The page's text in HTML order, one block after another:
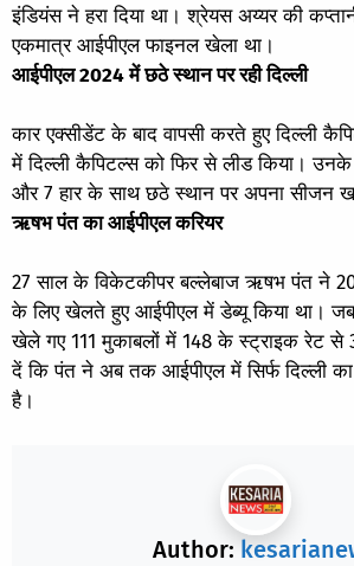
इंडियंस ने हरा दिया था। श्रेयस अय्यर की
एकमात्र आईपीएल फाइनल खेला था।
आईपीएल 2024 में छठे स्थान पर रही दिल्ली
कार एक्सीडेंट के बाद वापसी करते हुए दिल्ली
में दिल्ली कैपिटल्स को फिर से लीड किया।
और 7 हार के साथ छठे स्थान पर अपना सीजन
ऋषभ पंत का आईपीएल करियर
27 साल के विकेटकीपर बल्लेबाज ऋषभ पंत ने
के लिए खेलते हुए आईपीएल में डेब्यू किया था।
खेले गए 111 मुकाबलों में 148 के स्ट्राइक रेट से
दें कि पंत ने अब तक आईपीएल में सिर्फ दिल्ली का
है।
Author: